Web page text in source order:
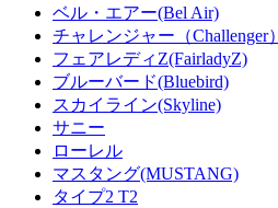
ベル・エアー(Bel Air)
チャレンジャー（Challenger）
フェアレディZ(FairladyZ)
ブルーバード(Bluebird)
スカイライン(Skyline)
サニー
ローレル
マスタング(MUSTANG)
タイプ2 T2